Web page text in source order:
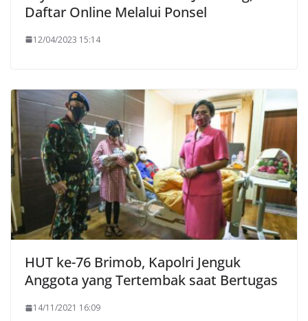
Daftar Online Melalui Ponsel
12/04/2023 15:14
HUT ke-76 Brimob, Kapolri Jenguk
Anggota yang Tertembak saat Bertugas
14/11/2021 16:09